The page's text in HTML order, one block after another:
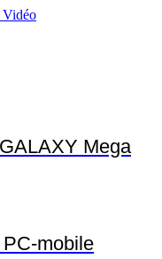
Vidéo
Mega
mobile